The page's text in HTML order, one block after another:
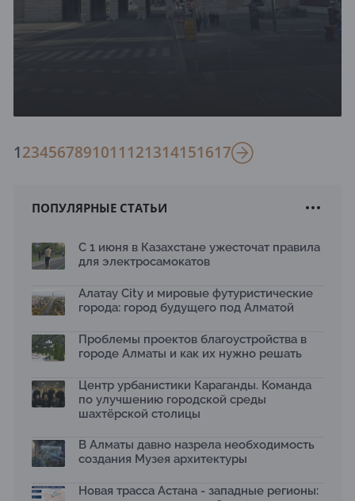
1234567891011121314151617
ПОПУЛЯРНЫЕ СТАТЬИ
С 1 июня в Казахстане ужесточат правила
для электросамокатов
Алатау City и мировые футуристические
города: город будущего под Алматой
Проблемы проектов благоустройства в
городе Алматы и как их нужно решать
Центр урбанистики Караганды. Команда
по улучшению городской среды
шахтёрской столицы
В Алматы давно назрела необходимость
создания Музея архитектуры
Новая трасса Астана - западные регионы: